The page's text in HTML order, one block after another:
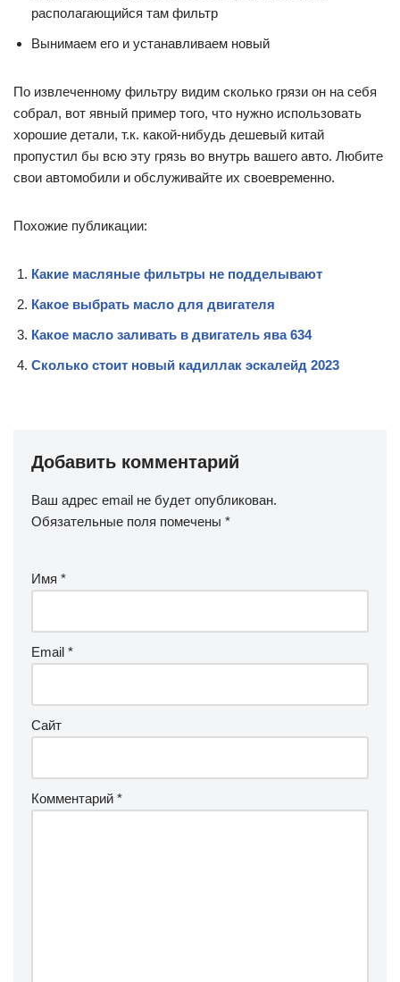
располагающийся там фильтр
Вынимаем его и устанавливаем новый
По извлеченному фильтру видим сколько грязи он на себя
собрал, вот явный пример того, что нужно использовать
хорошие детали, т.к. какой-нибудь дешевый китай
пропустил бы всю эту грязь во внутрь вашего авто. Любите
свои автомобили и обслуживайте их своевременно.
Похожие публикации:
Какие масляные фильтры не подделывают
Какое выбрать масло для двигателя
Какое масло заливать в двигатель ява 634
Сколько стоит новый кадиллак эскалейд 2023
Добавить комментарий
Ваш адрес email не будет опубликован.
Обязательные поля помечены *
Имя *
Email *
Сайт
Комментарий *